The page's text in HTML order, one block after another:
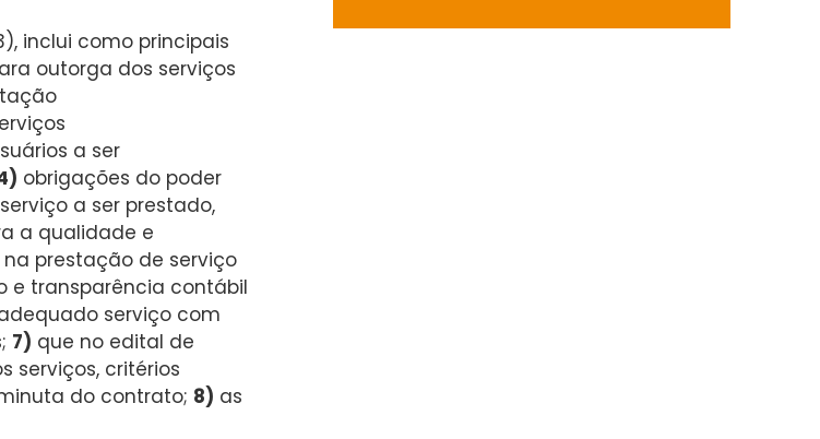
inclui como principais
outorga dos serviços
a ser
obrigações do poder
a ser prestado,
a qualidade e
prestação de serviço
e transparência contábil
serviço com
7) que no edital de
serviços, critérios
do contrato; 8) as